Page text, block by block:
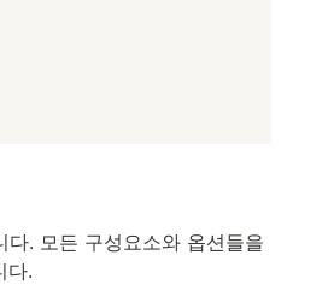
. 모든 구성요소와 옵션들을
다.